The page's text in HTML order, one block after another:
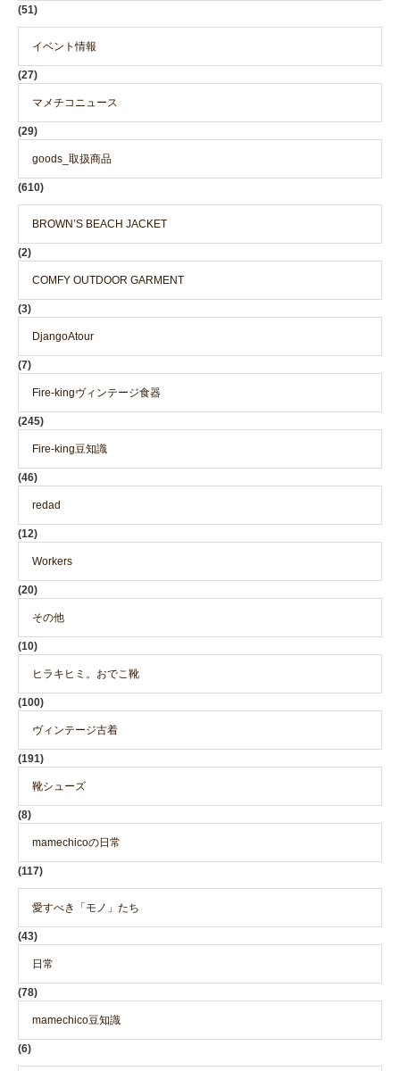
(51)
イベント情報
(27)
マメチコニュース
(29)
goods_取扱商品
(610)
BROWN’S BEACH JACKET
(2)
COMFY OUTDOOR GARMENT
(3)
DjangoAtour
(7)
Fire-kingヴィンテージ食器
(245)
Fire-king豆知識
(46)
redad
(12)
Workers
(20)
その他
(10)
ヒラキヒミ。おでこ靴
(100)
ヴィンテージ古着
(191)
靴シューズ
(8)
mamechicoの日常
(117)
愛すべき「モノ」たち
(43)
日常
(78)
mamechico豆知識
(6)